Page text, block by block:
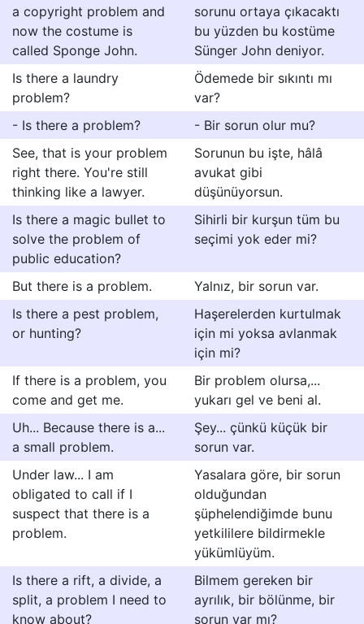
a copyright problem and
now the costume is
called Sponge John.
sorunu ortaya çıkacaktı
bu yüzden bu kostüme
Sünger John deniyor.
Is there a laundry
problem?
Ödemede bir sıkıntı mı
var?
- Is there a problem?
- Bir sorun olur mu?
See, that is your problem
right there. You're still
thinking like a lawyer.
Sorunun bu işte, hâlâ
avukat gibi
düşünüyorsun.
Is there a magic bullet to
solve the problem of
public education?
Sihirli bir kurşun tüm bu
seçimi yok eder mi?
But there is a problem.
Yalnız, bir sorun var.
Is there a pest problem,
or hunting?
Haşerelerden kurtulmak
için mi yoksa avlanmak
için mi?
If there is a problem, you
come and get me.
Bir problem olursa,...
yukarı gel ve beni al.
Uh... Because there is a...
a small problem.
Şey... çünkü küçük bir
sorun var.
Under law... I am
obligated to call if I
suspect that there is a
problem.
Yasalara göre, bir sorun
olduğundan
şüphelendiğimde bunu
yetkililere bildirmekle
yükümlüyüm.
Is there a rift, a divide, a
split, a problem I need to
know about?
Bilmem gereken bir
ayrılık, bir bölünme, bir
sorun var mı?